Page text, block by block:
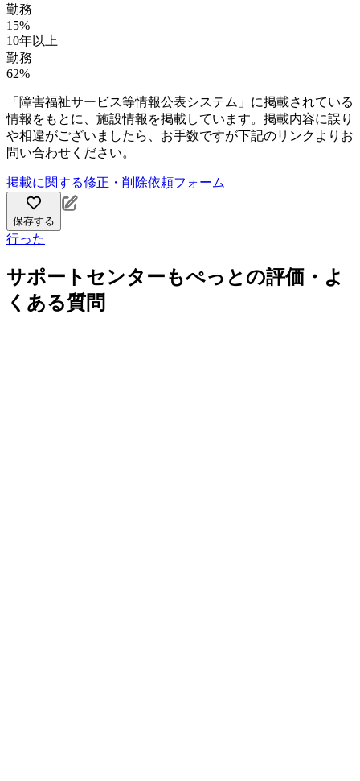
勤務
15%
10年以上
勤務
62%
「障害福祉サービス等情報公表システム」に掲載されている
情報をもとに、施設情報を掲載しています。掲載内容に誤り
や相違がございましたら、お手数ですが下記のリンクよりお
問い合わせください。
掲載に関する修正・削除依頼フォーム
保存する
行った
サポートセンターもぺっとの評価・よ
くある質問